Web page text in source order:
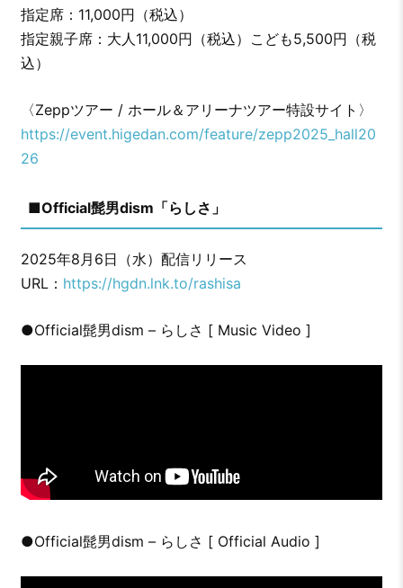
指定席：11,000円（税込）
指定親子席：大人11,000円（税込）こども5,500円（税
込）
〈Zeppツアー / ホール＆アリーナツアー特設サイト〉
https://event.higedan.com/feature/zepp2025_hall20
26
■Official髭男dism「らしさ」
2025年8月6日（水）配信リリース
URL： https://hgdn.lnk.to/rashisa
●Official髭男dism – らしさ [ Music Video ]
●Official髭男dism – らしさ [ Official Audio ]